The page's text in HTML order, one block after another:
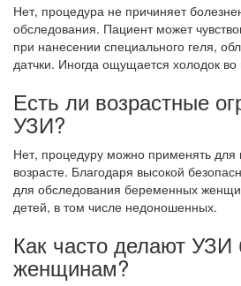
Нет, процедура не причиняет
обследования. Пациент может
при нанесении специального геля,
датчки. Иногда ощущается холодок
Есть ли возрастные
УЗИ?
Нет, процедуру можно применять
возрасте. Благодаря высокой
для обследования беременных
детей, в том числе недоношенных.
Как часто делают
женщинам?